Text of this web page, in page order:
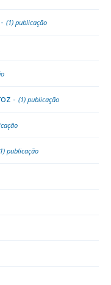
(1) publicação
- (1) publicação
publicação